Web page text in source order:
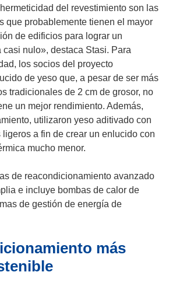
del revestimiento son las
que probablemente tienen el mayor
de edificios para lograr un
nulo», destaca Stasi. Para
los socios del proyecto
de yeso que, a pesar de ser más
tradicionales de 2 cm de grosor, no
un mejor rendimiento. Además,
utilizaron yeso aditivado con
a fin de crear un enlucido con
mucho menor.
de reacondicionamiento avanzado
e incluye bombas de calor de
de gestión de energía de
más